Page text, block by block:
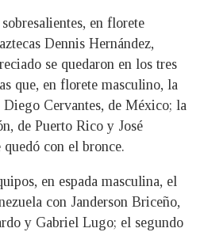
en florete
Dennis Hernández,
se quedaron en los tres
que, en florete masculino, la
Cervantes, de México; la
de Puerto Rico y José
con el bronce.
en espada masculina, el
con Janderson Briceño,
y Gabriel Lugo; el segundo